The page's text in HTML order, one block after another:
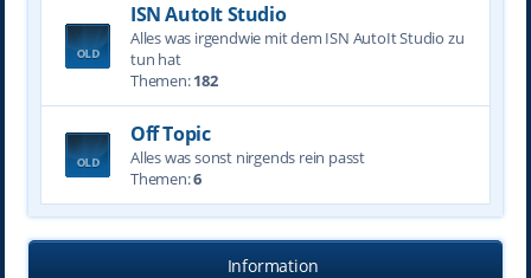
ISN AutoIt Studio
Alles was irgendwie mit dem ISN AutoIt Studio zu
tun hat
Themen:182
Off Topic
Alles was sonst nirgends rein passt
Themen:6
Information